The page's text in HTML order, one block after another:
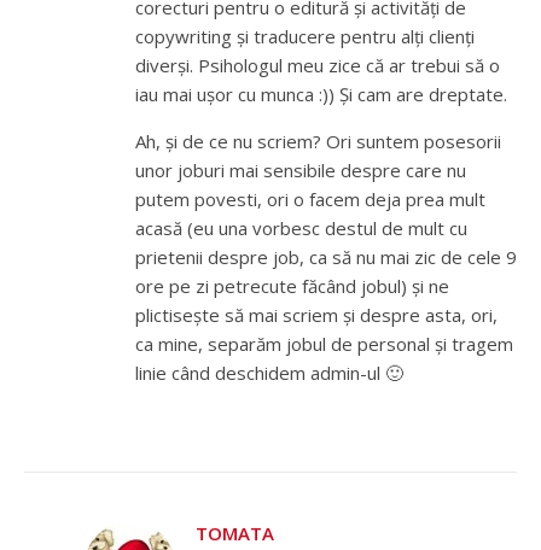
corecturi pentru o editură și activități de
copywriting și traducere pentru alți clienți
diverși. Psihologul meu zice că ar trebui să o
iau mai ușor cu munca :)) Și cam are dreptate.
Ah, și de ce nu scriem? Ori suntem posesorii
unor joburi mai sensibile despre care nu
putem povesti, ori o facem deja prea mult
acasă (eu una vorbesc destul de mult cu
prietenii despre job, ca să nu mai zic de cele 9
ore pe zi petrecute făcând jobul) și ne
plictisește să mai scriem și despre asta, ori,
ca mine, separăm jobul de personal și tragem
linie când deschidem admin-ul 🙂
TOMATA